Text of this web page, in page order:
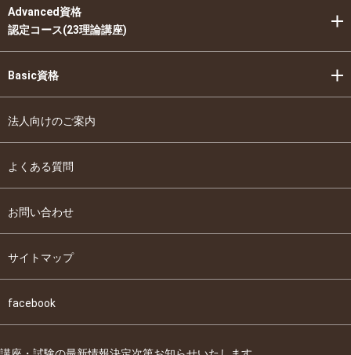
Advanced資格
認定コース(23理論講座)
Basic資格
法人向けのご案内
よくある質問
お問い合わせ
サイトマップ
facebook